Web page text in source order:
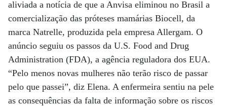
aliviada a notícia de que a Anvisa eliminou no Brasil a
comercialização das próteses mamárias Biocell, da
marca Natrelle, produzida pela empresa Allergam. O
anúncio seguiu os passos da U.S. Food and Drug
Administration (FDA), a agência reguladora dos EUA.
“Pelo menos novas mulheres não terão risco de passar
pelo que passei”, diz Elena. A enfermeira sentiu na pele
as consequências da falta de informação sobre os riscos